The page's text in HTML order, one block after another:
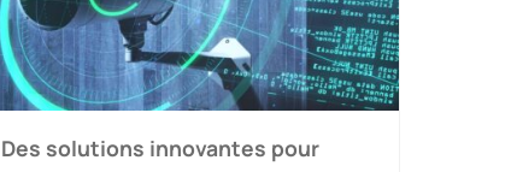
Des solutions innovantes pour